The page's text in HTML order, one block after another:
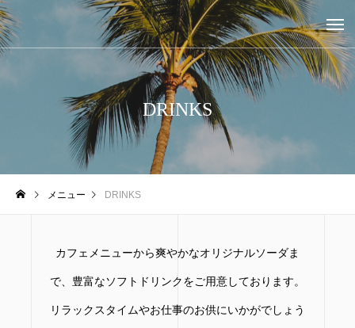
DRINKS
メニュー DRINKS
カフェメニューから爽やかなオリジナルソーダま
で、豊富なソフトドリンクをご用意しております。
リラックスタイムやお仕事のお供にいかがでしょう